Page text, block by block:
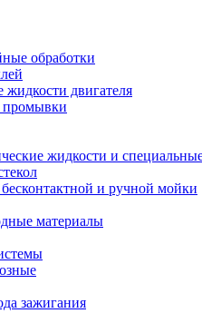
обработки
двигателя
промывки
жидкости и
и ручной мойки
материалы
зажигания